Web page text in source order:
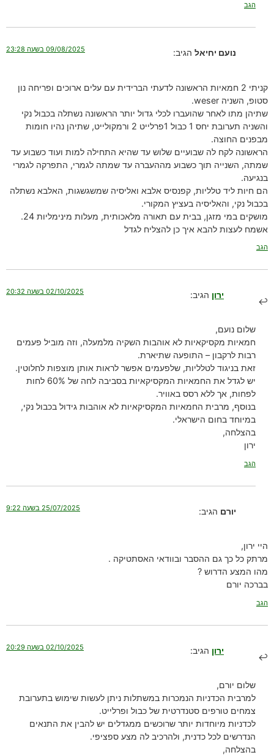
הגב
נועם יחיאל הגיב: 09/08/2025 בשעה 23:28
קניתי 2 חמאיות הראשונה לדעתי הברידית עם עלים ארוכים ופריחה נון
סטופ, השניה weser.
שתיהן מתו לאחר שהועברו לכלי גדול יותר הראשונה נשתלה בכבול נקי
והשניה תערובת יחס 1 כבול 1פרלייט 2 ורמקולייט, שתיהן נהיו חומות
מבפנים החוצה.
הראשונה לקח לה שבועיים שלוש עד שהיא התחילה למות ועוד כשבוע עד
שמתה, השנייה תוך כשבוע מההעברה עד שמתה לגמרי, התפרקה לגמרי
בנגיעה.
הם חיות ליד טלליות, קפנסיס אלבא ואליסיה שמשגשגות, האלבא נשתלה
בכבול נקי, והאליסיה בעציץ המקורי.
מושקים במי מזגן, בבית עם תאורה מלאכותית, מעלות מינימליות 24.
אשמח לעצות להבא איך כן להצליח לגדל
הגב
ירון הגיב: 02/10/2025 בשעה 20:32
שלום נועם,
חמאיות מקסיקאיות לא אוהבות השקיה מלמעלה, וזה מוביל פעמים
רבות לרקבון – התופעה שתיארת.
זאת בניגוד לטלליות, שלפעמים אפשר לראות אותן מוצפות לחלוטין.
יש לגדל את החמאיות המקסיקאיות בסביבה לחה של 60% לחות
לפחות, אך ללא רסס באוויר.
בנוסף, מרבית החמאיות המקסיקאיות לא אוהבות גידול בכבול נקי,
במיוחד בחום הישראלי.
בהצלחה,
ירון
הגב
יורם הגיב: 25/07/2025 בשעה 9:22
היי ירון,
מרתק כל כך גם ההסבר ובוודאי האסתטיקה .
מהו המצע הדרוש ?
בברכה יורם
הגב
ירון הגיב: 02/10/2025 בשעה 20:29
שלום יורם,
למרבית הכדניות הנמכרות במשתלות ניתן לעשות שימוש בתערובת
צמחים טורפים סטנדרטית של כבול ופרלייט.
לכדניות מיוחדות יותר שרוכשים ממגדלים יש להבין את התנאים
הנדרשים לכל כדנית, ולהרכיב לה מצע ספציפי.
בהצלחה,